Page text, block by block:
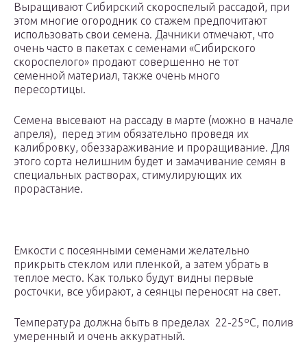
Выращивают Сибирский скороспелый рассадой, при
этом многие огородник со стажем предпочитают
использовать свои семена. Дачники отмечают, что
очень часто в пакетах с семенами «Сибирского
скороспелого» продают совершенно не тот
семенной материал, также очень много
пересортицы.
Семена высевают на рассаду в марте (можно в начале
апреля), перед этим обязательно проведя их
калибровку, обеззараживание и проращивание. Для
этого сорта нелишним будет и замачивание семян в
специальных растворах, стимулирующих их
прорастание.
Емкости с посеянными семенами желательно
прикрыть стеклом или пленкой, а затем убрать в
теплое место. Как только будут видны первые
росточки, все убирают, а сеянцы переносят на свет.
Температура должна быть в пределах 22-25ºC, полив
умеренный и очень аккуратный.